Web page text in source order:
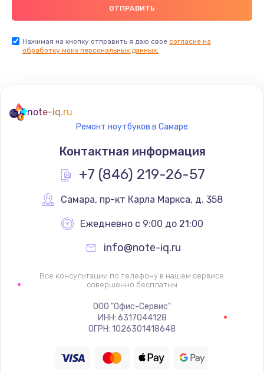
Нажимая на кнопку отправить я даю свое согласие на
обработку моих персональных данных.
note-iq.ru
Ремонт ноутбуков в Самаре
Контактная информация
+7 (846) 219-26-57
Самара, пр-кт Карла Маркса, д. 358
Ежедневно с 9:00 до 21:00
info@note-iq.ru
Все консультации по телефону в нашем сервисе
совершенно бесплатны
ООО "Офис-Сервис"
ИНН: 6317044128
ОГРН: 1026301418648